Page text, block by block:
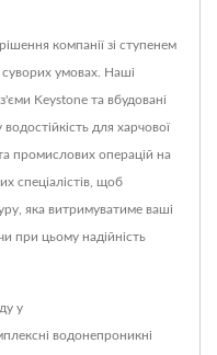
компанії зі ступенем
суворих умовах. Наші
Keystone та вбудовані
для харчової
промислових операцій на
спеціалістів, щоб
яка витримуватиме ваші
при цьому надійність
у
водонепроникні